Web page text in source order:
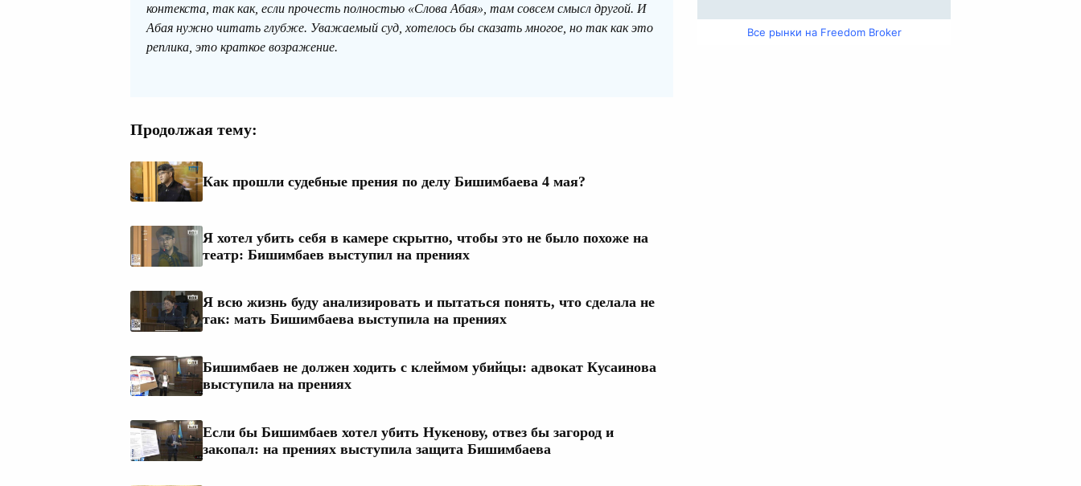
контекста, так как, если прочесть полностью «Слова Абая», там совсем смысл другой. И
Абая нужно читать глубже. Уважаемый суд, хотелось бы сказать многое, но так как это
реплика, это краткое возражение.
Продолжая тему:
Как прошли судебные прения по делу Бишимбаева 4 мая?
Я хотел убить себя в камере скрытно, чтобы это не было похоже на
театр: Бишимбаев выступил на прениях
Я всю жизнь буду анализировать и пытаться понять, что сделала не
так: мать Бишимбаева выступила на прениях
Бишимбаев не должен ходить с клеймом убийцы: адвокат Кусаинова
выступила на прениях
Если бы Бишимбаев хотел убить Нукенову, отвез бы загород и
закопал: на прениях выступила защита Бишимбаева
Все рынки на Freedom Broker